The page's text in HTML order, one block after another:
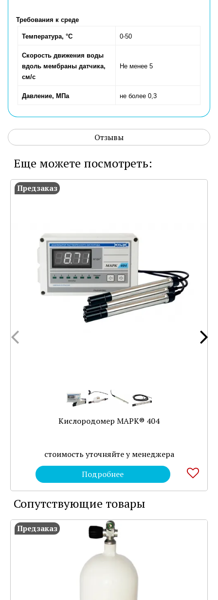
Требования к среде
Температура, °C 0-50
Скорость движения воды
вдоль мембраны датчика,
см/с
Не менее 5
Давление, МПа не более 0,3
Отзывы
Еще можете посмотреть:
Предзаказ
Кислородомер МАРК® 404
стоимость уточняйте у менеджера
Подробнее
Сопутствующие товары
Предзаказ